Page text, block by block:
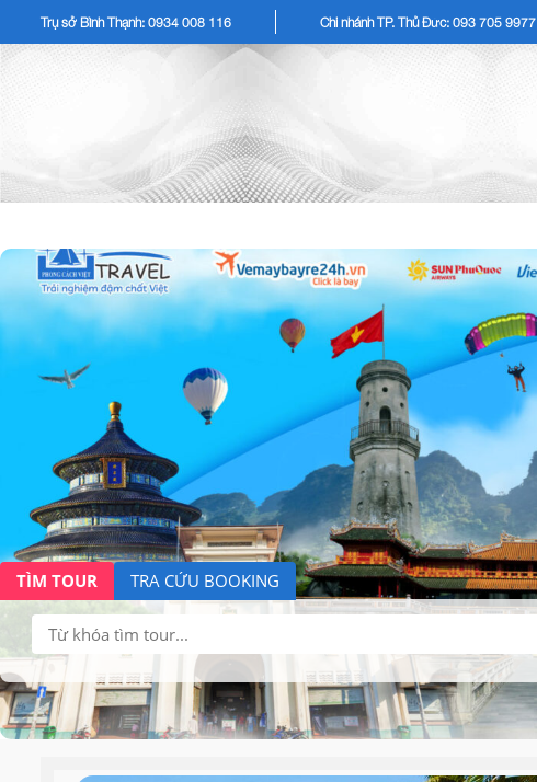
Trụ sở Bình Thạnh: 0934 008 116 Chi nhánh TP. Thủ Đức: 093 705 9977
TÌM TOUR TRA CỨU BOOKING
Tìm
kiếm: